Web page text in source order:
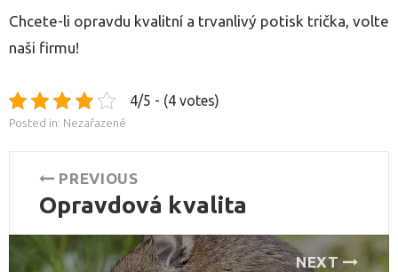
Chcete-li opravdu kvalitní a trvanlivý potisk trička, volte
naši firmu!
4/5 - (4 votes)
Posted in: Nezařazené
Navigace
pro
příspěvek
PREVIOUS
Previous
Opravdová kvalita
NEXT